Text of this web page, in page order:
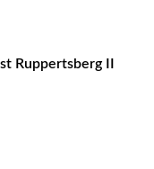
Ruppertsberg II